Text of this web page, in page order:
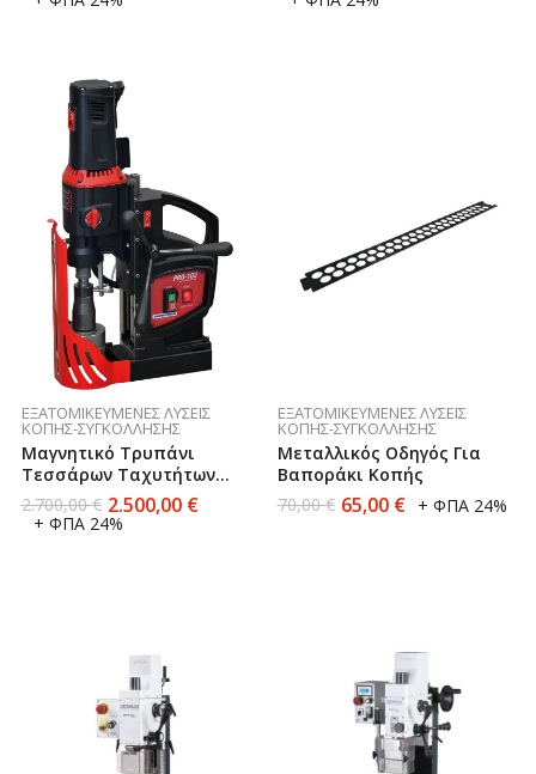
ΕΞΑΤΟΜΙΚΕΥΜΈΝΕΣ ΛΎΣΕΙΣ
ΚΟΠΉΣ-ΣΥΓΚΌΛΛΗΣΗΣ
Μαγνητικό Τρυπάνι
Τεσσάρων Ταχυτήτων
Promotech PRO-102 (made
In Poland)
2.700,00€ 2.500,00 €
+ ΦΠΑ 24%
ΕΞΑΤΟΜΙΚΕΥΜΈΝΕΣ ΛΎΣΕΙΣ
ΚΟΠΉΣ-ΣΥΓΚΌΛΛΗΣΗΣ
Μεταλλικός Oδηγός Για
Βαποράκι Kοπής
70,00€ 65,00 € + ΦΠΑ 24%